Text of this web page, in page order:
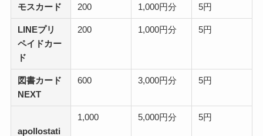
モスカード 200 1,000円分 5円
LINEプリ
ペイドカー
ド
200 1,000円分 5円
図書カード
NEXT
600 3,000円分 5円
apollostati
1,000 5,000円分 5円